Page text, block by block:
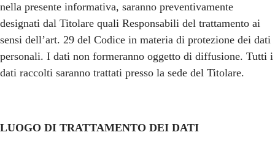
nella presente informativa, saranno preventivamente
designati dal Titolare quali Responsabili del trattamento ai
sensi dell’art. 29 del Codice in materia di protezione dei dati
personali. I dati non formeranno oggetto di diffusione. Tutti i
dati raccolti saranno trattati presso la sede del Titolare.
LUOGO DI TRATTAMENTO DEI DATI